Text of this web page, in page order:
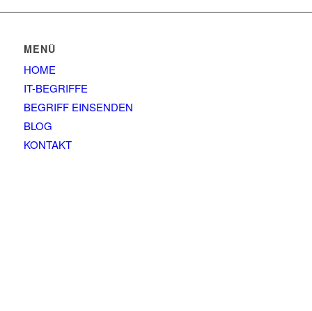
MENÜ
HOME
IT-BEGRIFFE
BEGRIFF EINSENDEN
BLOG
KONTAKT